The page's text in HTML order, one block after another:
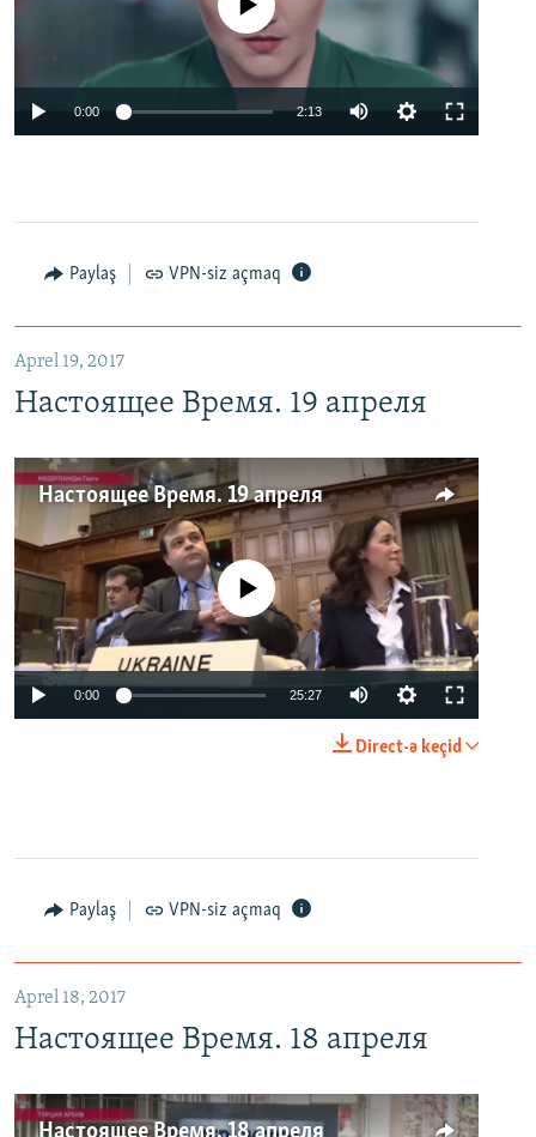
No media source currently available
0:00 2:13
Paylaş VPN-siz açmaq
Aprel 19, 2017
Настоящее Время. 19 апреля
Настоящее Время. 19 апреля
No media source currently available
0:00 25:27
Direct-ə keçid
Paylaş VPN-siz açmaq
Aprel 18, 2017
Настоящее Время. 18 апреля